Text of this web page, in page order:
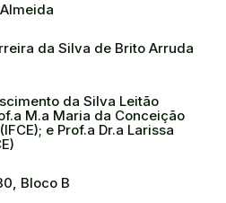
da Silva de Brito Arruda
da Silva Leitão
M.a Maria da Conceição
e Prof.a Dr.a Larissa
Bloco B